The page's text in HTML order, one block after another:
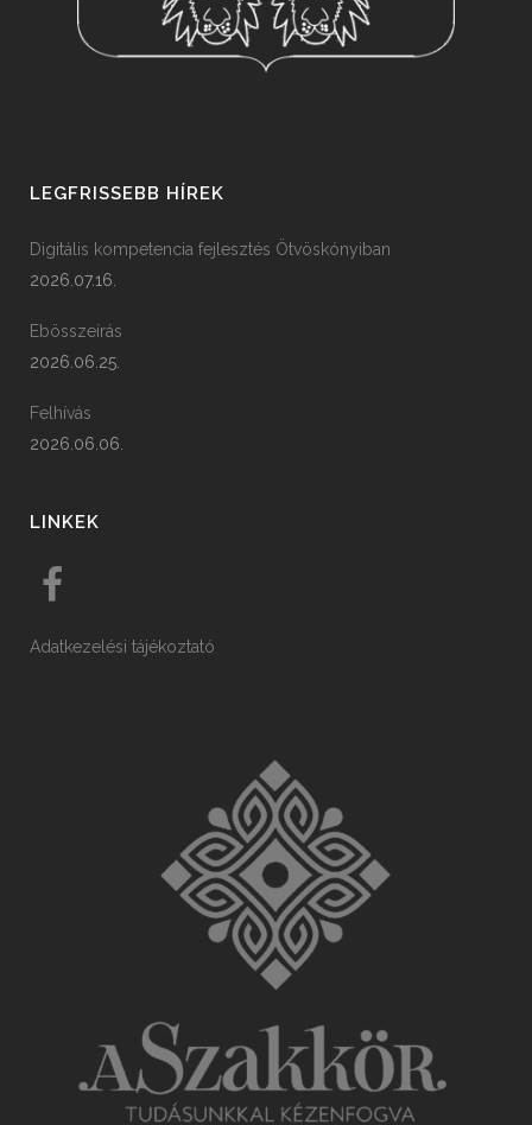
LEGFRISSEBB HÍREK
Digitális kompetencia fejlesztés Ötvöskónyiban
2026.07.16.
Ebösszeírás
2026.06.25.
Felhívás
2026.06.06.
LINKEK
Adatkezelési tájékoztató